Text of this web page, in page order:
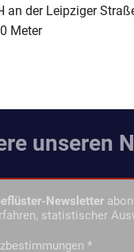
an der Leipziger
Meter
unseren
Newsletter
statistischer
*